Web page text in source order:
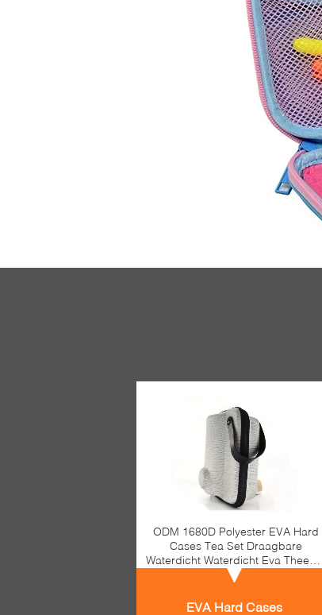
ODM 1680D Polyester EVA Hard
Cases Tea Set Draagbare
Waterdicht Waterdicht Eva Theepot
Hard Shell Case Travel Storage
Case
EVA Hard Cases